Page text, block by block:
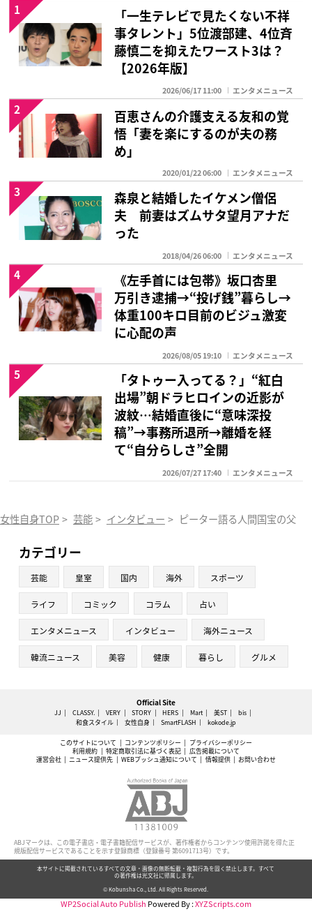
「一生テレビで見たくない不祥
事タレント」5位渡部建、4位斉
藤慎二を抑えたワースト3は？
【2026年版】
2026/06/17 11:00 エンタメニュース
1
百恵さんの介護支える友和の覚
悟「妻を楽にするのが夫の務
め」
2020/01/22 06:00 エンタメニュース
2
森泉と結婚したイケメン僧侶
夫 前妻はズムサタ望月アナだ
った
2018/04/26 06:00 エンタメニュース
3
《左手首には包帯》坂口杏里
万引き逮捕→“投げ銭”暮らし→
体重100キロ目前のビジュ激変
に心配の声
2026/08/05 19:10 エンタメニュース
4
「タトゥー入ってる？」“紅白
出場”朝ドラヒロインの近影が
波紋…結婚直後に“意味深投
稿”→事務所退所→離婚を経
て“自分らしさ”全開
2026/07/27 17:40 エンタメニュース
5
女性自身TOP > 芸能 > インタビュー > ピーター語る人間国宝の父
カテゴリー
芸能 皇室 国内 海外 スポーツ
ライフ コミック コラム 占い
エンタメニュース インタビュー 海外ニュース
韓流ニュース 美容 健康 暮らし グルメ
Official Site
JJ CLASSY. VERY STORY HERS Mart 美ST
bis
和食スタイル
女性自身 SmartFLASH kokode.jp
このサイトについて コンテンツポリシー
プライバシーポリシー
利用規約
特定商取引法に基づく表記
広告掲載について
運営会社
ニュース提供先 WEBプッシュ通知について 情報提供 お問い合わせ
ABJマークは、この電子書店・電子書籍配信サービスが、著作権者からコンテンツ使用許諾を得た正
規版配信サービスであることを示す登録商標（登録番号 第6091713号）です。
本サイトに掲載されているすべての文章・画像の無断転載・複製行為を固く禁止します。すべて
の著作権は光文社に帰属します。
© Kobunsha Co., Ltd. All Rights Reserved.
WP2Social Auto Publish Powered By :XYZScripts.com